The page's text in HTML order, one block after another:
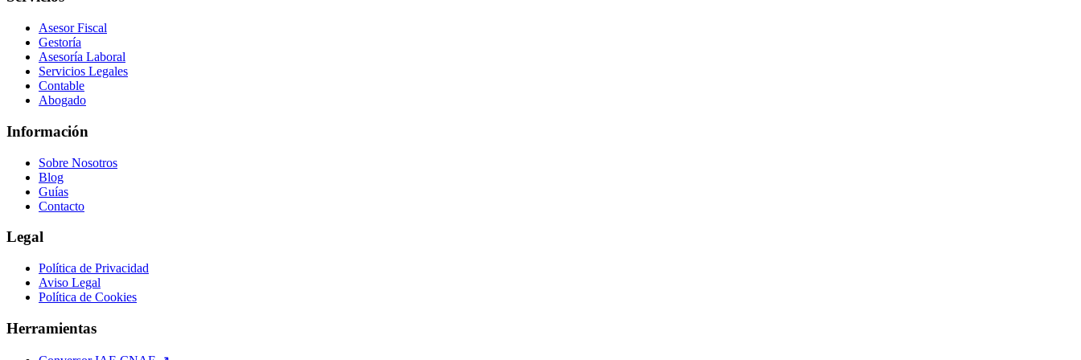
Asesor Fiscal
Gestoría
Asesoría Laboral
Servicios Legales
Contable
Abogado
Información
Sobre Nosotros
Blog
Guías
Contacto
Legal
Política de Privacidad
Aviso Legal
Política de Cookies
Herramientas